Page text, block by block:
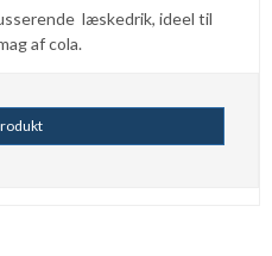
læskedrik, ideel til
af cola.